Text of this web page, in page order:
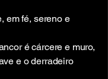
em fé, sereno e
é cárcere e muro,
e o derradeiro